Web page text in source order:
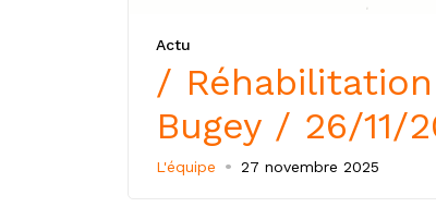
Actu
/
Bugey / 26/11/
L'équipe 27 novembre 2025